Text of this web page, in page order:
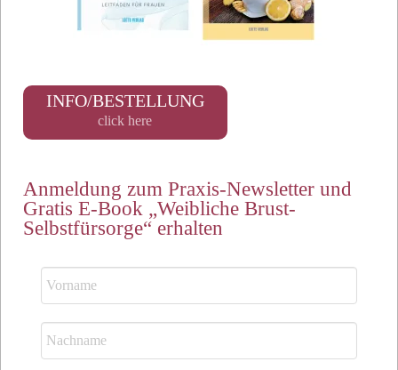
INFO/BESTELLUNG
click here
Anmeldung zum Praxis-Newsletter und
Gratis E-Book „Weibliche Brust-
Selbstfürsorge“ erhalten